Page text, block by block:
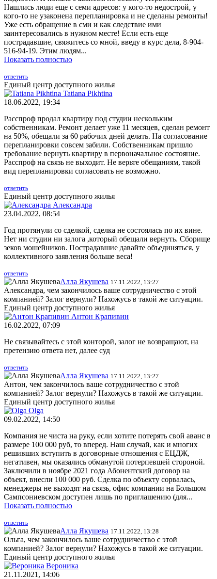
Нашлись люди еще с семи адресов: у кого-то недострой, у
кого-то не узаконена перепланировка и не сделаны ремонты!
Уже есть обращение в сми и как следствие ими
заинтересовались в нужном месте! Если есть еще
пострадавшие, свяжитесь со мной, введу в курс дела, 8-904-
516-94-19. Этим людям...
Показать полностью
ответить
Единый центр доступного жилья
Tatiana Pikhtina
18.06.2022, 19:34
Расспроф продал квартиру под студии нескольким
собственникам. Ремонт делает уже 11 месяцев, сделан ремонт
на 50%, обещали за 60 рабочих дней делать. На согласование
перепланировки совсем забили. Собственникам пришло
требование вернуть квартиру в первоначальное состояние.
Расспроф на связь не выходит. Не верьте обещаниям, такой
вид перепланировки согласовать не возможно.
ответить
Единый центр доступного жилья
Александра
23.04.2022, 08:54
Год протянули со сделкой, сделка не состоялась по их вине.
Нет ни студии ни залога ,который обещали вернуть. Сборище
зеков мошейников. Пострадавшие давайте объединяться, у
коллективного заявления больше веса!
ответить
Алла Якушева 17.11.2022, 13:27
Александра, чем закончилось ваше сотрудничество с этой
компанией? Залог вернули? Нахожусь в такой же ситуации.
Единый центр доступного жилья
Антон Крапивин
16.02.2022, 07:09
Не связывайтесь с этой конторой, залог не возвращают, на
претензию ответа нет, далее суд
ответить
Алла Якушева 17.11.2022, 13:27
Антон, чем закончилось ваше сотрудничество с этой
компанией? Залог вернули? Нахожусь в такой же ситуации.
Единый центр доступного жилья
Olga
09.02.2022, 14:50
Компания не чиста на руку, если хотите потерять свой аванс в
размере 100 000 руб, то вперед. Наш случай, как и многих
решивших вступить в договорные отношения с ЕЦДЖ,
негативен, мы оказались обманутой потерпевшей стороной.
Заключили в ноябре 2021 года Абонентский договор на
объект, внесли 100 000 руб. Сделка по объекту сорвалась,
менеджеры не выходят на связь, офис компании на Большом
Сампсониевском доступен лишь по приглашению (для...
Показать полностью
ответить
Алла Якушева 17.11.2022, 13:28
Ольга, чем закончилось ваше сотрудничество с этой
компанией? Залог вернули? Нахожусь в такой же ситуации.
Единый центр доступного жилья
Вероника
21.11.2021, 14:06